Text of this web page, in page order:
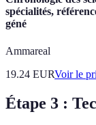
spécialités,
géné
Ammareal
19.24 EURVoir le
Étape 3 :